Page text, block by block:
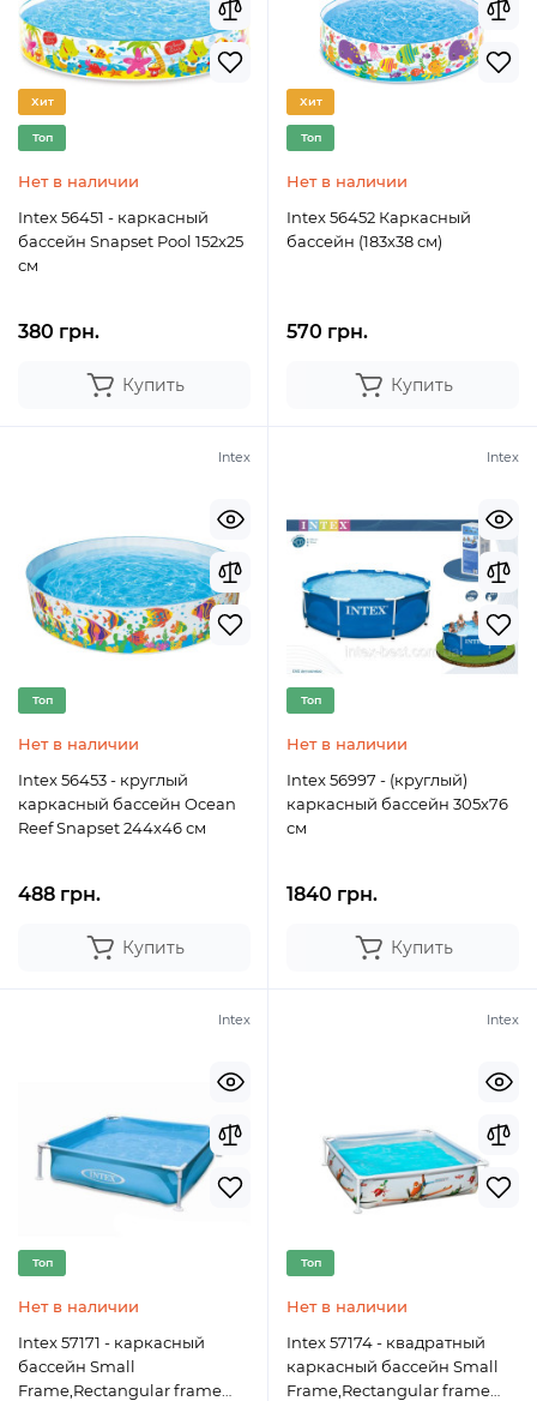
Хит
Топ
Нет в наличии
Intex 56451 - каркасный
бассейн Snapset Pool 152x25
см
380 грн.
Купить
Хит
Топ
Нет в наличии
Intex 56452 Каркасный
бассейн (183х38 см)
570 грн.
Купить
Intex
Топ
Нет в наличии
Intex 56453 - круглый
каркасный бассейн Ocean
Reef Snapset 244x46 см
488 грн.
Купить
Intex
Топ
Нет в наличии
Intex 56997 - (круглый)
каркасный бассейн 305х76
см
1840 грн.
Купить
Intex
Топ
Нет в наличии
Intex 57171 - каркасный
бассейн Small
Frame,Rectangular frame
Intex
Топ
Нет в наличии
Intex 57174 - квадратный
каркасный бассейн Small
Frame,Rectangular frame